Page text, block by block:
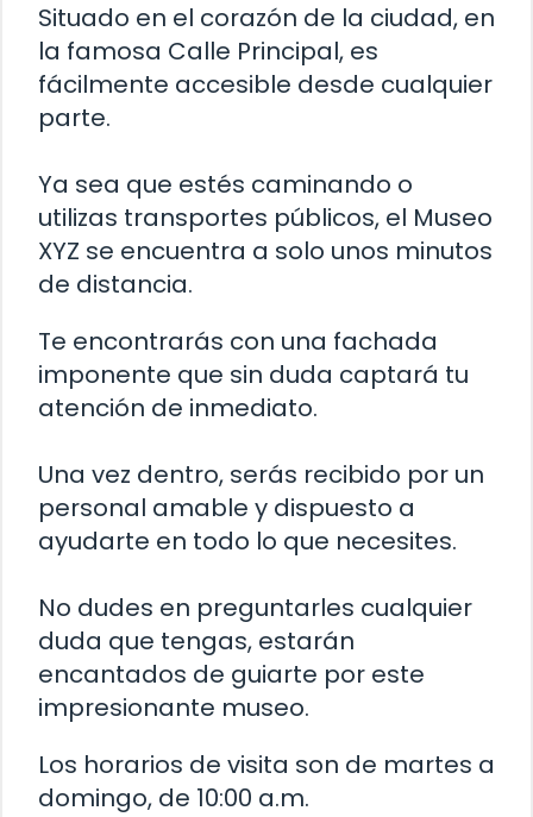
Situado en el corazón de la ciudad, en
la famosa Calle Principal, es
fácilmente accesible desde cualquier
parte.
Ya sea que estés caminando o
utilizas transportes públicos, el Museo
XYZ se encuentra a solo unos minutos
de distancia.
Te encontrarás con una fachada
imponente que sin duda captará tu
atención de inmediato.
Una vez dentro, serás recibido por un
personal amable y dispuesto a
ayudarte en todo lo que necesites.
No dudes en preguntarles cualquier
duda que tengas, estarán
encantados de guiarte por este
impresionante museo.
Los horarios de visita son de martes a
domingo, de 10:00 a.m.